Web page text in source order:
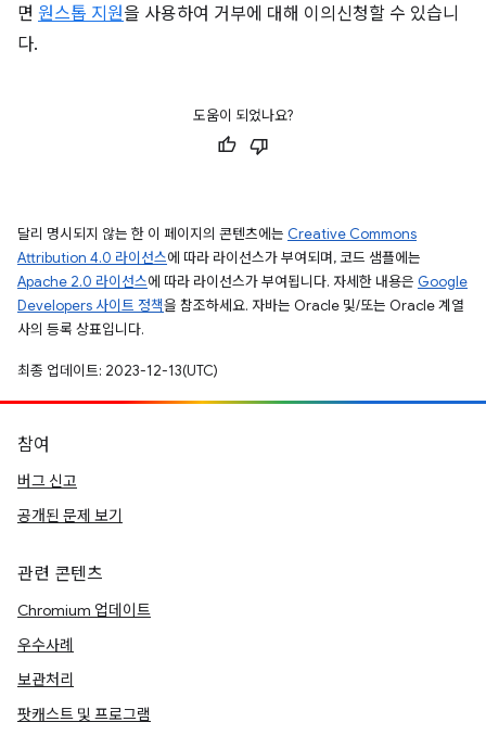
면 원스톱 지원을 사용하여 거부에 대해 이의신청할 수 있습니
다.
도움이 되었나요?
달리 명시되지 않는 한 이 페이지의 콘텐츠에는 Creative Commons
Attribution 4.0 라이선스에 따라 라이선스가 부여되며, 코드 샘플에는
Apache 2.0 라이선스에 따라 라이선스가 부여됩니다. 자세한 내용은 Google
Developers 사이트 정책을 참조하세요. 자바는 Oracle 및/또는 Oracle 계열
사의 등록 상표입니다.
최종 업데이트: 2023-12-13(UTC)
참여
버그 신고
공개된 문제 보기
관련 콘텐츠
Chromium 업데이트
우수사례
보관처리
팟캐스트 및 프로그램